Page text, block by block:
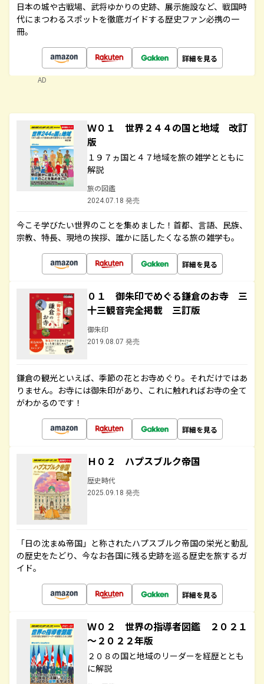
日本の城や古戦場、武将ゆかりの史跡、展示施設など、戦国時
代にまつわるスポットを徹底ガイドする歴史ファン必携の一
冊。
詳細を見る
AD
Ｗ０１ 世界２４４の国と地域 改訂
版
１９７ヵ国と４７地域を旅の雑学とともに
解説
旅の図鑑
2024.07.18 発売
今こそ学びたい世界のことを集めました！首都、言語、民族、
宗教、特長、現地の挨拶、誰かに話したくなる旅の雑学も。
詳細を見る
０１ 御朱印でめぐる鎌倉のお寺 三
十三観音完全掲載 三訂版
御朱印
2019.08.07 発売
鎌倉の観光といえば、季節の花とお寺めぐり。それだけではあ
りません。お寺には御朱印があり、これに触れればお寺の全て
がわかるのです！
詳細を見る
Ｈ０２ ハプスブルク帝国
歴史時代
2025.09.18 発売
「日の沈まぬ帝国」と称されたハプスブルク帝国の栄光と動乱
の歴史をたどり、今なお各国に残る史跡を巡る歴史を旅するガ
イド。
詳細を見る
Ｗ０２ 世界の指導者図鑑 ２０２１
～２０２２年版
２０８の国と地域のリーダーを経歴ととも
に解説